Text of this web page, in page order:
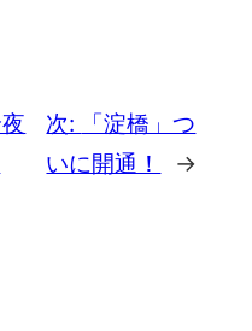
次:
「淀橋」つ
いに開通！
→